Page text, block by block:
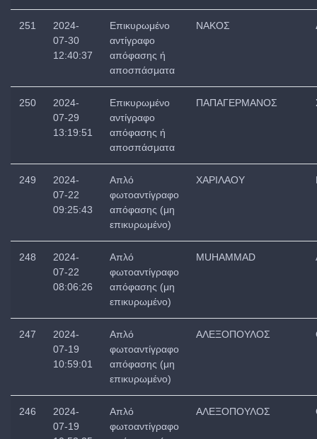
251
2024-
07-30
12:40:37
Επικυρωμένο
αντίγραφο
απόφασης ή
αποσπάσματα
ΝΑΚΟΣ
250
2024-
07-29
13:19:51
Επικυρωμένο
αντίγραφο
απόφασης ή
αποσπάσματα
ΠΑΠΑΓΕΡΜΑΝΟΣ
249
2024-
07-22
09:25:43
Απλό
φωτοαντίγραφο
απόφασης (μη
επικυρωμένο)
ΧΑΡΙΛΑΟΥ
248
2024-
07-22
08:06:26
Απλό
φωτοαντίγραφο
απόφασης (μη
επικυρωμένο)
MUHAMMAD
247
2024-
07-19
10:59:01
Απλό
φωτοαντίγραφο
απόφασης (μη
επικυρωμένο)
ΑΛΕΞΟΠΟΥΛΟΣ
246
2024-
07-19
Απλό
φωτοαντίγραφο
ΑΛΕΞΟΠΟΥΛΟΣ